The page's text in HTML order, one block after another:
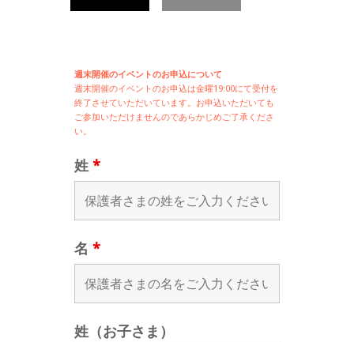
週末開催のイベントのお申込について
週末開催のイベントのお申込は金曜19:00にて受付を
終了させていただいています。お申込いただいても
ご参加いただけませんのであらかじめご了承くださ
い。
姓 *
名 *
姓（お子さま）